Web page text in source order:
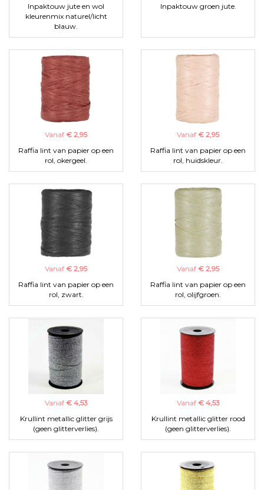
Inpaktouw jute en wol
kleurenmix naturel/licht
blauw.
Inpaktouw groen jute.
Vanaf € 2,95
Raffia lint van papier op een
rol, okergeel.
Vanaf € 2,95
Raffia lint van papier op een
rol, huidskleur.
Vanaf € 2,95
Raffia lint van papier op een
rol, zwart.
Vanaf € 2,95
Raffia lint van papier op een
rol, olijfgroen.
Vanaf € 4,53
Krullint metallic glitter grijs
(geen glitterverlies).
Vanaf € 4,53
Krullint metallic glitter rood
(geen glitterverlies).